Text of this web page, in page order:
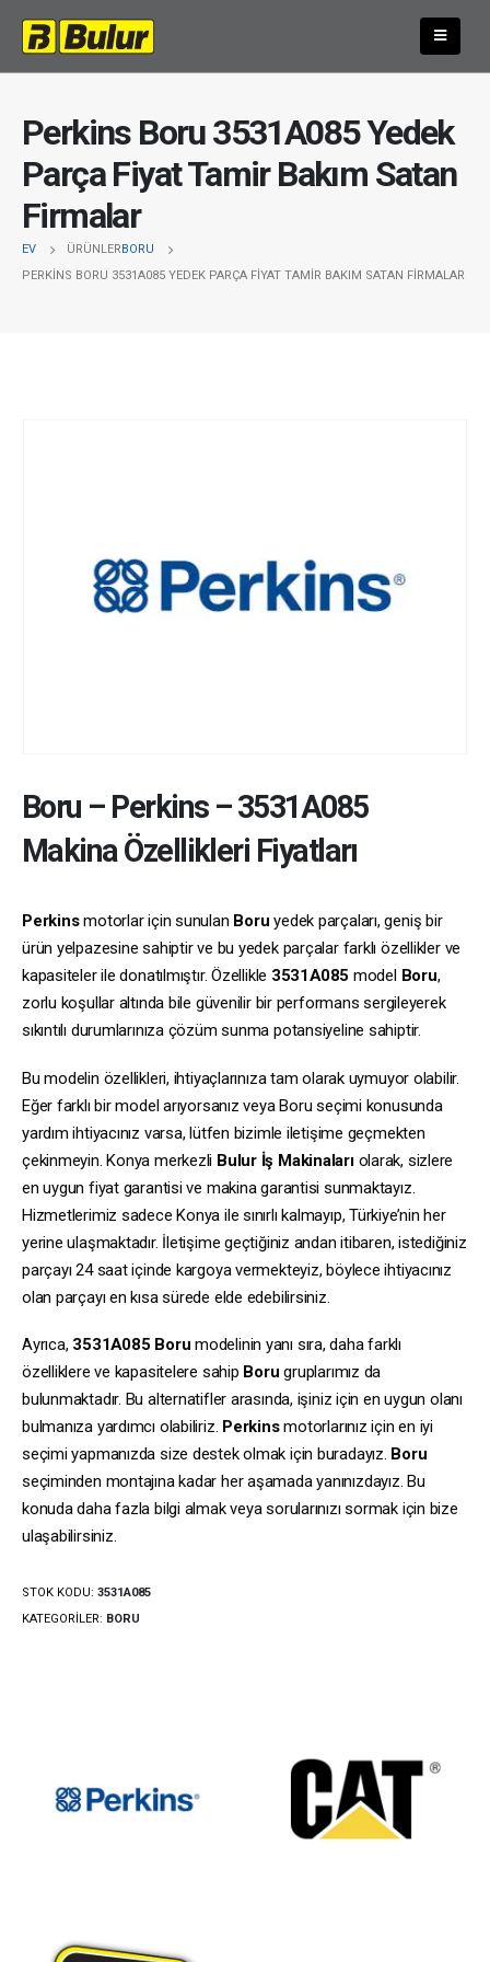
Perkins Boru 3531A085 Yedek
Parça Fiyat Tamir Bakım Satan
Firmalar
EV ÜRÜNLERBORU
PERKINS BORU 3531A085 YEDEK PARÇA FIYAT TAMIR BAKIM SATAN FIRMALAR
Boru – Perkins–3531A085
Makina Özellikleri Fiyatları
Perkinsmotorlar için sunulan Boru yedek parçaları, geniş bir
ürün yelpazesine sahiptir ve bu yedek parçalar farklı özellikler ve
kapasiteler ile donatılmıştır. Özellikle 3531A085 model Boru,
zorlu koşullar altında bile güvenilir bir performans sergileyerek
sıkıntılı durumlarınıza çözüm sunma potansiyeline sahiptir.
Bu modelin özellikleri, ihtiyaçlarınıza tam olarak uymuyor olabilir.
Eğer farklı bir model arıyorsanız veya Boru seçimi konusunda
yardım ihtiyacınız varsa, lütfen bizimle iletişime geçmekten
çekinmeyin. Konya merkezli Bulur İş Makinalarıolarak, sizlere
en uygun fiyat garantisi ve makina garantisi sunmaktayız.
Hizmetlerimiz sadece Konya ile sınırlı kalmayıp, Türkiye’nin her
yerine ulaşmaktadır. İletişime geçtiğiniz andan itibaren, istediğiniz
parçayı 24 saat içinde kargoya vermekteyiz, böylece ihtiyacınız
olan parçayı en kısa sürede elde edebilirsiniz.
Ayrıca, 3531A085 Boru modelinin yanı sıra, daha farklı
özelliklere ve kapasitelere sahip Boru gruplarımız da
bulunmaktadır. Bu alternatifler arasında, işiniz için en uygun olanı
bulmanıza yardımcı olabiliriz. Perkinsmotorlarınız için en iyi
seçimi yapmanızda size destek olmak için buradayız. Boru
seçiminden montajına kadar her aşamada yanınızdayız. Bu
konuda daha fazla bilgi almak veya sorularınızı sormak için bize
ulaşabilirsiniz.
STOK KODU: 3531A085
KATEGORILER: BORU